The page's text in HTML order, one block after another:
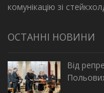
комунікацію зі
ОСТАННІ НОВИНИ
Від